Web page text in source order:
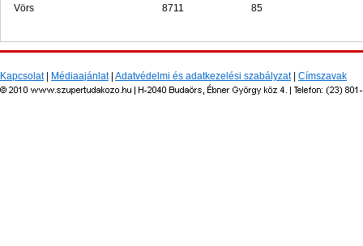
Vörs
8711 85
Kapcsolat| Médiaajánlat| Adatvédelmi és adatkezelési szabályzat| Címszavak